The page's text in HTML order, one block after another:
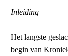
Inleiding
Het langste
begin van